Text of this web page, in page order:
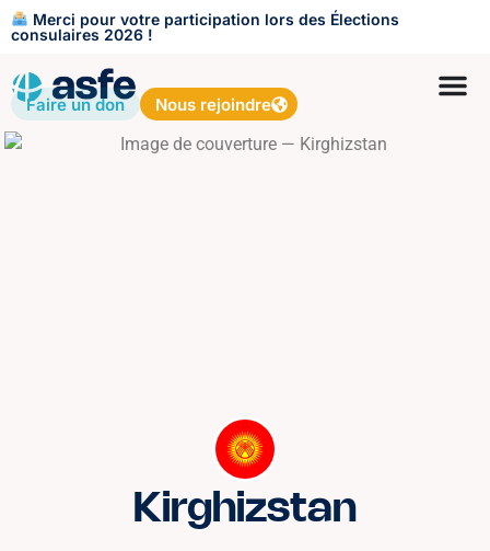
Merci pour votre participation lors des Élections
consulaires 2026 !
Faire un don Nous rejoindre
Kirghizstan